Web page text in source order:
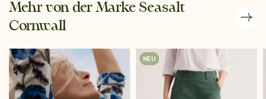
Mehr von der Marke Seasalt
Cornwall
NEU